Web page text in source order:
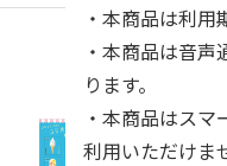
・本商品は利用
・本商品は音
ります。
・本商品はス
利用いただけま